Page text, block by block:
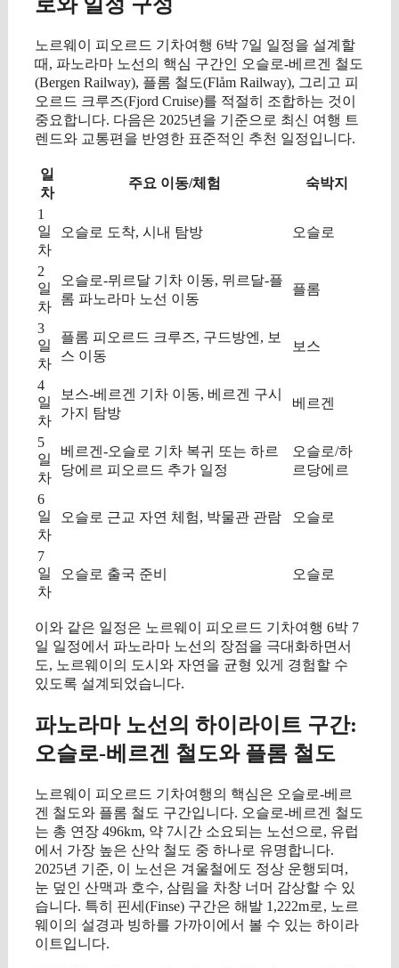
노르웨이 피오르드 기차여행 6박 7일 일정을 설계할
때, 파노라마 노선의 핵심 구간인 오슬로-베르겐 철도
(Bergen Railway), 플롬 철도(Flåm Railway), 그리고 피
오르드 크루즈(Fjord Cruise)를 적절히 조합하는 것이
중요합니다. 다음은 2025년을 기준으로 최신 여행 트
렌드와 교통편을 반영한 표준적인 추천 일정입니다.
일
차
주요 이동/체험 숙박지
1
일
차
오슬로 도착, 시내 탐방 오슬로
2
일
차
오슬로-뮈르달 기차 이동, 뮈르달-플
롬 파노라마 노선 이동
플롬
3
일
차
플롬 피오르드 크루즈, 구드방엔, 보
스 이동
보스
4
일
차
보스-베르겐 기차 이동, 베르겐 구시
가지 탐방
베르겐
5
일
차
베르겐-오슬로 기차 복귀 또는 하르
당에르 피오르드 추가 일정
오슬로/하
르당에르
6
일
차
오슬로 근교 자연 체험, 박물관 관람 오슬로
7
일
차
오슬로 출국 준비 오슬로
이와 같은 일정은 노르웨이 피오르드 기차여행 6박 7
일 일정에서 파노라마 노선의 장점을 극대화하면서
도, 노르웨이의 도시와 자연을 균형 있게 경험할 수
있도록 설계되었습니다.
파노라마 노선의 하이라이트 구간:
오슬로-베르겐 철도와 플롬 철도
노르웨이 피오르드 기차여행의 핵심은 오슬로-베르
겐 철도와 플롬 철도 구간입니다. 오슬로-베르겐 철도
는 총 연장 496km, 약 7시간 소요되는 노선으로, 유럽
에서 가장 높은 산악 철도 중 하나로 유명합니다.
2025년 기준, 이 노선은 겨울철에도 정상 운행되며,
눈 덮인 산맥과 호수, 삼림을 차창 너머 감상할 수 있
습니다. 특히 핀세(Finse) 구간은 해발 1,222m로, 노르
웨이의 설경과 빙하를 가까이에서 볼 수 있는 하이라
이트입니다.